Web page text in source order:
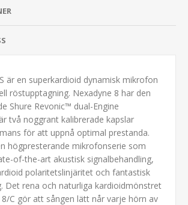
är en superkardioid dynamisk mikrofon
röstupptagning. Nexadyne 8 har den
Shure Revonic™ dual-Engine
två noggrant kalibrerade kapslar
för att uppnå optimal prestanda.
högpresterande mikrofonserie som
of-the-art akustisk signalbehandling,
polaritetslinjäritet och fantastisk
Det rena och naturliga kardioidmönstret
C gör att sången lätt når varje hörn av